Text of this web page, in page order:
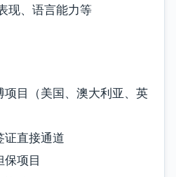
现、语言能力等
项目（美国、澳大利亚、英
证直接通道
保项目